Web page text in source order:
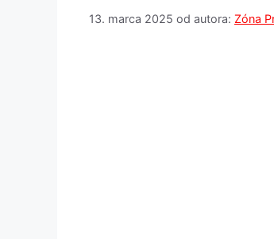
13. marca 2025 od autora: Zóna